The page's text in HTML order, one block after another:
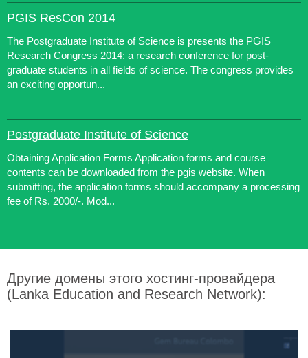
PGIS ResCon 2014
The Postgraduate Institute of Science is presents the PGIS
Research Congress 2014: a research conference for post-
graduate students in all fields of science. The congress provides
an exciting opportun...
Postgraduate Institute of Science
Obtaining Application Forms Application forms and course
contents can be downloaded from the pgis website. When
submitting, the application forms should accompany a processing
fee of Rs. 2000/-. Mod...
Другие домены этого хостинг-провайдера
(Lanka Education and Research Network):